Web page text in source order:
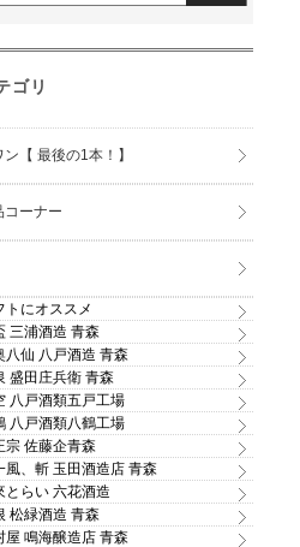
醸酒粕 1kg
八戸ワイナリー メルロー
2024 赤 八戸ワイン
ゴリ
【 最後の1本！】
コーナー
トにオススメ
三浦酒造 青森
八仙 八戸酒造 青森
盛田庄兵衛 青森
八戸酒類五戸工場
八戸酒類八鶴工場
宗 佐藤企青森
風、斬 玉田酒造店 青森
とらい 六花酒造
松緑酒造 青森
屋 鳴海醸造店 青森